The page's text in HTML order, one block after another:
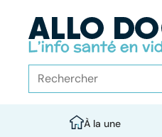
À la une